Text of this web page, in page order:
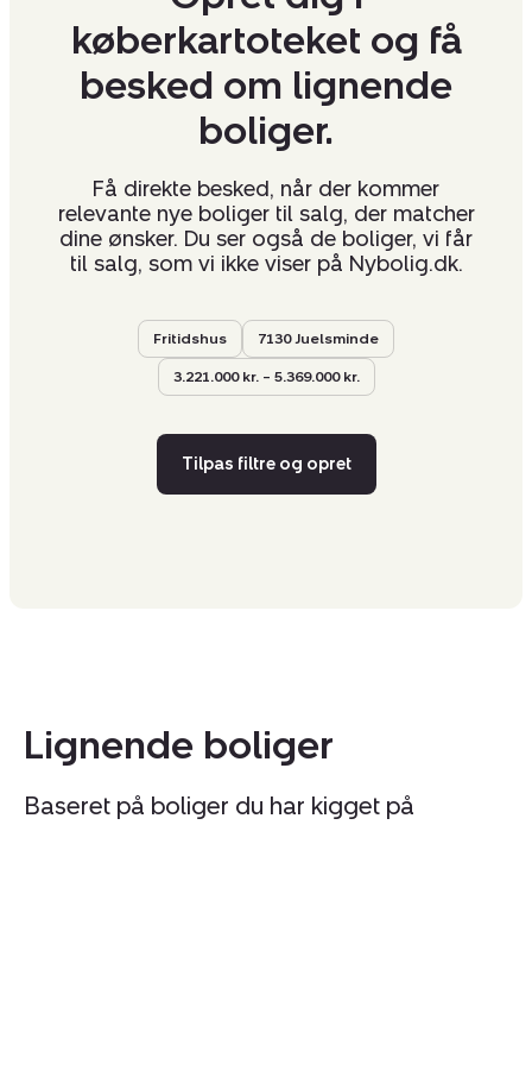
køberkartoteket og få
besked om lignende
boliger.
Få direkte besked, når der kommer
relevante nye boliger til salg, der matcher
dine ønsker. Du ser også de boliger, vi får
til salg, som vi ikke viser på Nybolig.dk.
Fritidshus 7130 Juelsminde
3.221.000 kr. – 5.369.000 kr.
Tilpas filtre og opret
Lignende boliger
Baseret på boliger du har kigget på